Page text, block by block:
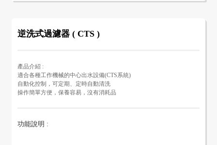
逆洗式過濾器 ( CTS )
產品介紹 :
適合各種工作機械的中心出水設備(CTS系統)
自動化控制，可定期、定時自動清洗
操作簡單方便，保養容易，沒有消耗品
功能說明 :